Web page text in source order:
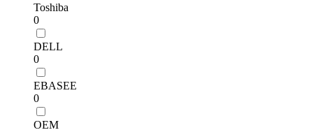
Toshiba
0
DELL
0
EBASEE
0
OEM